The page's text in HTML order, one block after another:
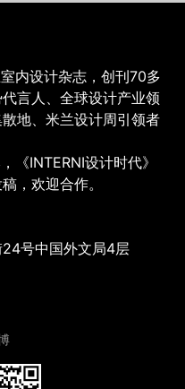
内设计杂志，创刊70多
言人、全球设计产业领
地、米兰设计周引领者
《INTERNI设计时代》
，欢迎合作。
号中国外文局4层